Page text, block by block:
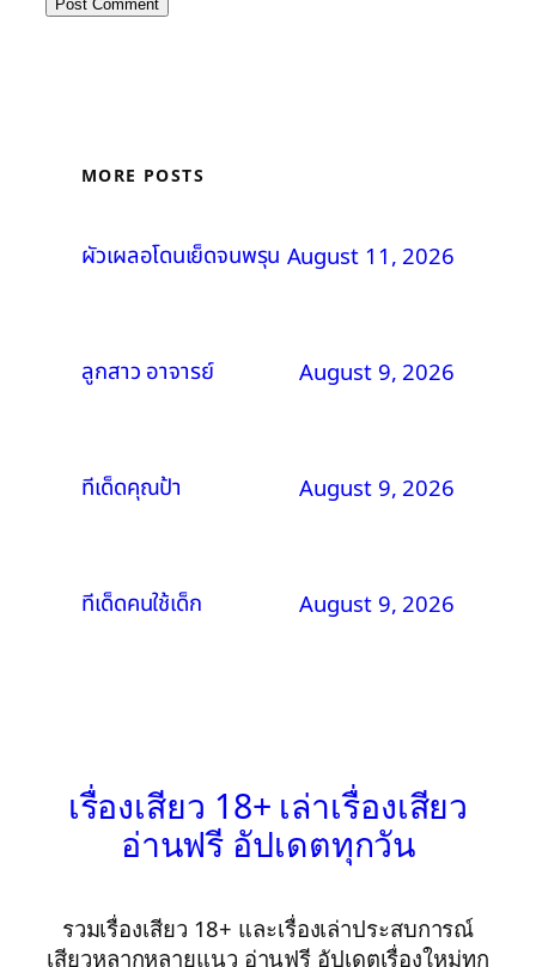
MORE POSTS
ผัวเผลอโดนเย็ดจนพรุน August 11, 2026
ลูกสาว อาจารย์ August 9, 2026
ทีเด็ดคุณป้า August 9, 2026
ทีเด็ดคนใช้เด็ก August 9, 2026
เรื่องเสียว 18+ เล่าเรื่องเสียว
อ่านฟรี อัปเดตทุกวัน
รวมเรื่องเสียว 18+ และเรื่องเล่าประสบการณ์
เสียวหลากหลายแนว อ่านฟรี อัปเดตเรื่องใหม่ทุก